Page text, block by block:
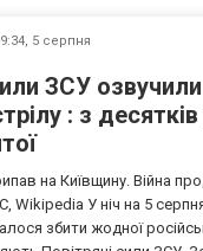
5 серпня
ЗСУ
: з
на Київщину. Війна
У ніч на 5
збити жодної